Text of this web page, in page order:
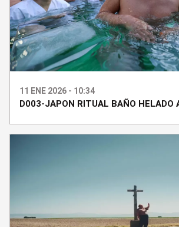
11 ENE 2026 - 10:34
D003-JAPON RITUAL BAÑO HELADO